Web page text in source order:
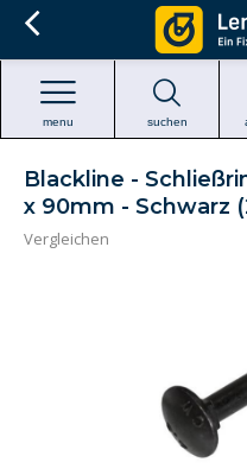
suchen
menu
Blackline -
x 90mm - Schwarz
Vergleichen